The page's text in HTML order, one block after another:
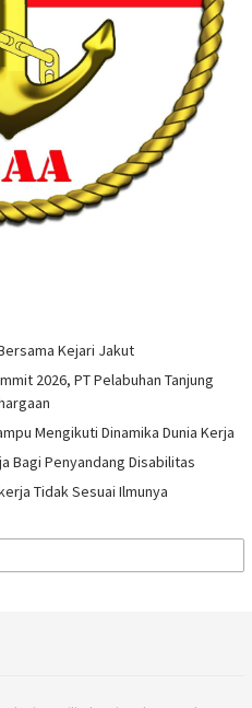
Kejari Jakut
2026, PT Pelabuhan Tanjung
Mengikuti Dinamika Dunia Kerja
Bagi Penyandang Disabilitas
Tidak Sesuai Ilmunya